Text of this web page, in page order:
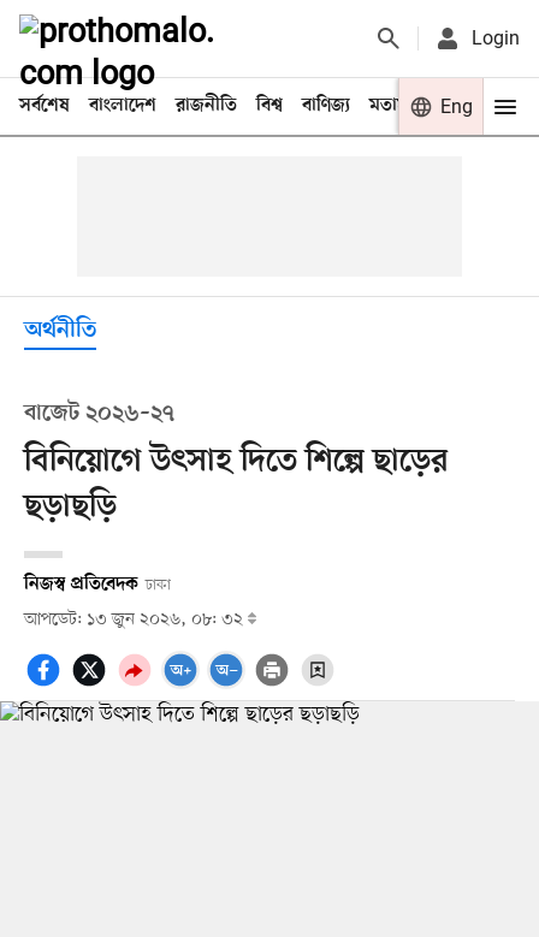
Login
সর্বশেষ বাংলাদেশ রাজনীতি বিশ্ব বাণিজ্য মতামত খেলা
Eng
অর্থনীতি
বাজেট ২০২৬–২৭
বিনিয়োগে উৎসাহ দিতে শিল্পে ছাড়ের
ছড়াছড়ি
নিজস্ব প্রতিবেদক ঢাকা
আপডেট: ১৩ জুন ২০২৬, ০৮: ৩২